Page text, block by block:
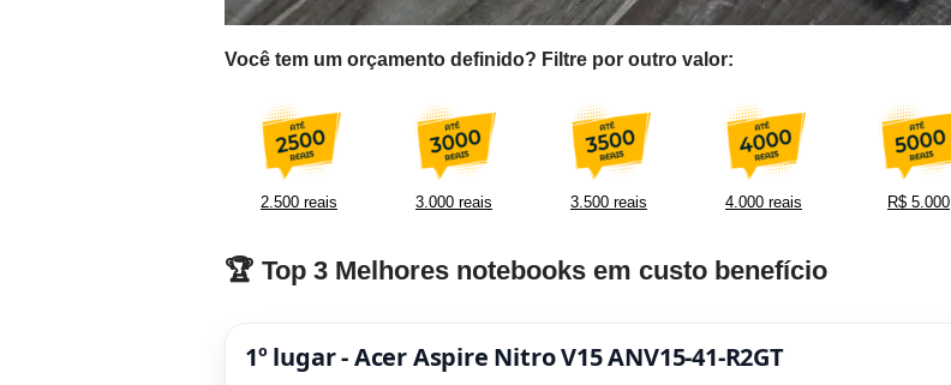
Você tem um orçamento definido? Filtre por outro valor:
2.500 reais 3.000 reais 3.500 reais 4.000 reais R$ 5.000
🏆 Top 3 Melhores notebooks em custo benefício
1º lugar - Acer Aspire Nitro V15 ANV15-41-R2GT